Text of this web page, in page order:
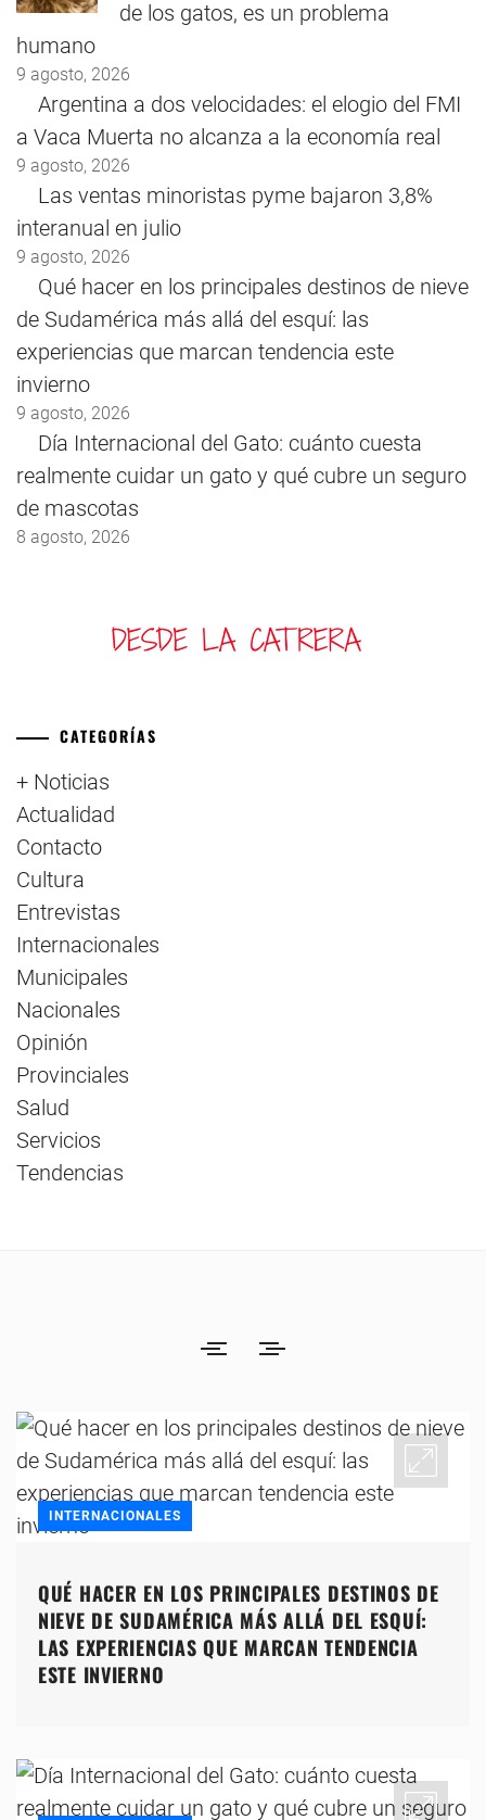
de los gatos, es un problema
humano
9 agosto, 2026
Argentina a dos velocidades: el elogio del FMI
a Vaca Muerta no alcanza a la economía real
9 agosto, 2026
Las ventas minoristas pyme bajaron 3,8%
interanual en julio
9 agosto, 2026
Qué hacer en los principales destinos de nieve
de Sudamérica más allá del esquí: las
experiencias que marcan tendencia este
invierno
9 agosto, 2026
Día Internacional del Gato: cuánto cuesta
realmente cuidar un gato y qué cubre un seguro
de mascotas
8 agosto, 2026
CATEGORÍAS
+ Noticias
Actualidad
Contacto
Cultura
Entrevistas
Internacionales
Municipales
Nacionales
Opinión
Provinciales
Salud
Servicios
Tendencias
INTERNACIONALES
QUÉ HACER EN LOS PRINCIPALES DESTINOS DE
NIEVE DE SUDAMÉRICA MÁS ALLÁ DEL ESQUÍ:
LAS EXPERIENCIAS QUE MARCAN TENDENCIA
ESTE INVIERNO